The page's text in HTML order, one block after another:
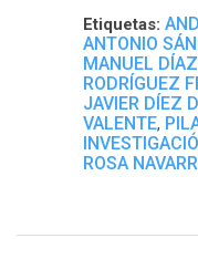
Etiquetas:
ANTONIO
MANUEL
RODRÍGUEZ
JAVIER DÍEZ
VALENTE,
ROSA